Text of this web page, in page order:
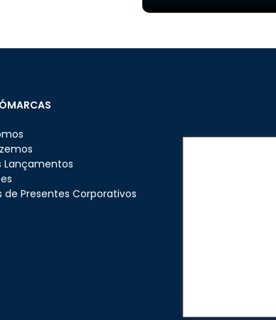
Lançamentos
de Presentes Corporativos